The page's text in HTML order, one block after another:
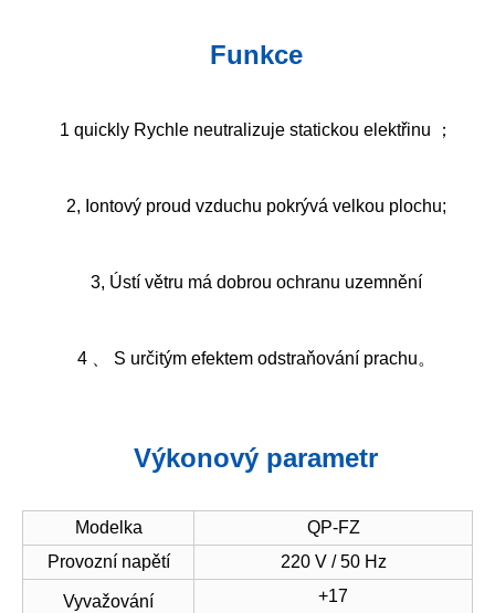
Funkce
1 quickly Rychle neutralizuje statickou elektřinu ；
2, Iontový proud vzduchu pokrývá velkou plochu;
3, Ústí větru má dobrou ochranu uzemnění
4 、 S určitým efektem odstraňování prachu。
Výkonový parametr
Modelka
QP-FZ
Provozní napětí
220 V / 50 Hz
Vyvažování
+17